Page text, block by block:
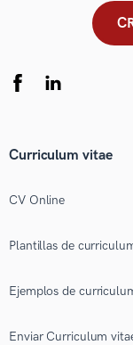
Curriculum vitae
CV Online
Plantillas de
Ejemplos de
Enviar Curriculum